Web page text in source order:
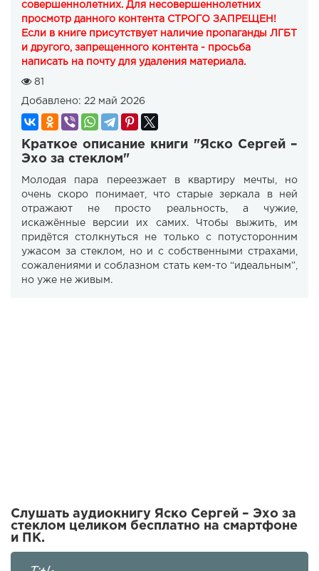
совершеннолетних. Для несовершеннолетних
просмотр данного контента СТРОГО ЗАПРЕЩЕН!
Если в книге присутствует наличие пропаганды ЛГБТ
и другого, запрещенного контента - просьба
написать на почту для удаления материала.
81
Добавлено: 22 май 2026
Краткое описание книги "Яско Сергей –
Эхо за стеклом"
Молодая пара переезжает в квартиру мечты, но
очень скоро понимает, что старые зеркала в ней
отражают не просто реальность, а чужие,
искажённые версии их самих. Чтобы выжить, им
придётся столкнуться не только с потусторонним
ужасом за стеклом, но и с собственными страхами,
сожалениями и соблазном стать кем-то “идеальным”,
но уже не живым.
Слушать аудиокнигу Яско Сергей – Эхо за
стеклом целиком бесплатно на смартфоне
и ПК.